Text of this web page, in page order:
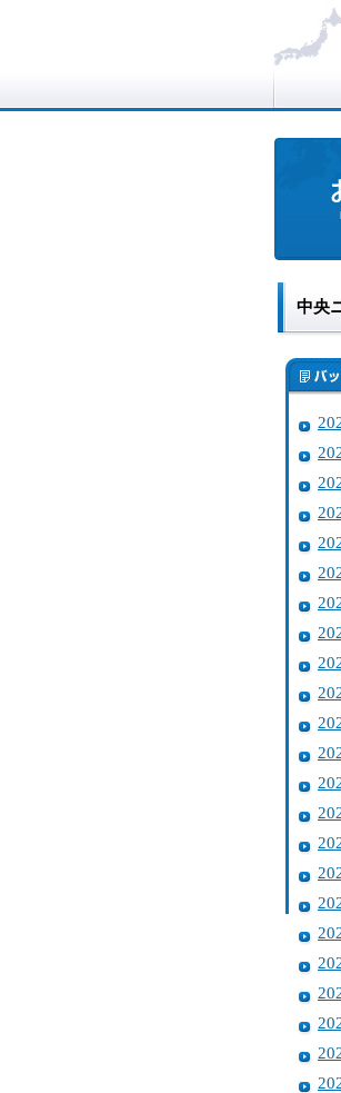
中央